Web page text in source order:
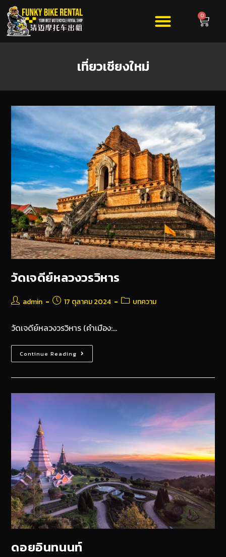
0
เที่ยวเชียงใหม่
วัดเจดีย์หลวงวรวิหาร
admin 17 ตุลาคม 2024 บทความ
วัดเจดีย์หลวงวรวิหาร (คำเมือง:…
Continue Reading
ดอยอินทนนท์